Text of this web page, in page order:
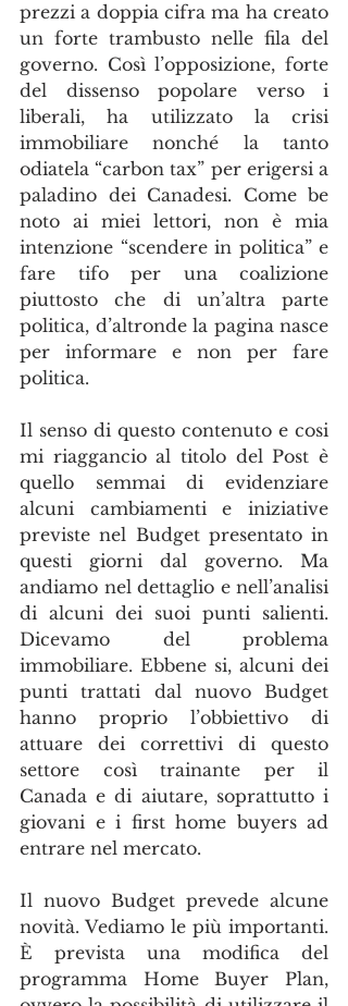
prezzi a doppia cifra ma ha creato
un forte trambusto nelle fila del
governo. Così l’opposizione, forte
del dissenso popolare verso i
liberali, ha utilizzato la crisi
immobiliare nonché la tanto
odiatela “carbon tax” per erigersi a
paladino dei Canadesi. Come be
noto ai miei lettori, non è mia
intenzione “scendere in politica” e
fare tifo per una coalizione
piuttosto che di un’altra parte
politica, d’altronde la pagina nasce
per informare e non per fare
politica.
Il senso di questo contenuto e cosi
mi riaggancio al titolo del Post è
quello semmai di evidenziare
alcuni cambiamenti e iniziative
previste nel Budget presentato in
questi giorni dal governo. Ma
andiamo nel dettaglio e nell’analisi
di alcuni dei suoi punti salienti.
Dicevamo del problema
immobiliare. Ebbene si, alcuni dei
punti trattati dal nuovo Budget
hanno proprio l’obbiettivo di
attuare dei correttivi di questo
settore così trainante per il
Canada e di aiutare, soprattutto i
giovani e i first home buyers ad
entrare nel mercato.
Il nuovo Budget prevede alcune
novità. Vediamo le più importanti.
È prevista una modifica del
programma Home Buyer Plan,